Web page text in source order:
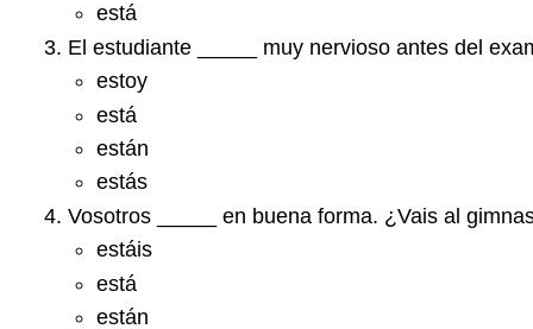
está
El estudiante _____ muy nervioso antes del
estoy
está
están
estás
Vosotros _____ en buena forma. ¿Vais al
estáis
está
están